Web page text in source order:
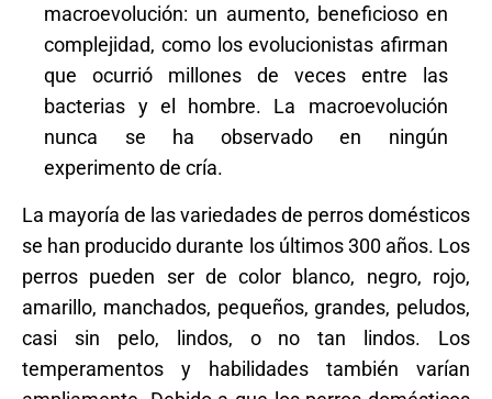
macroevolución: un aumento, beneficioso en
complejidad, como los evolucionistas afirman
que ocurrió millones de veces entre las
bacterias y el hombre. La macroevolución
nunca se ha observado en ningún
experimento de cría.
La mayoría de las variedades de perros domésticos
se han producido durante los últimos 300 años. Los
perros pueden ser de color blanco, negro, rojo,
amarillo, manchados, pequeños, grandes, peludos,
casi sin pelo, lindos, o no tan lindos. Los
temperamentos y habilidades también varían